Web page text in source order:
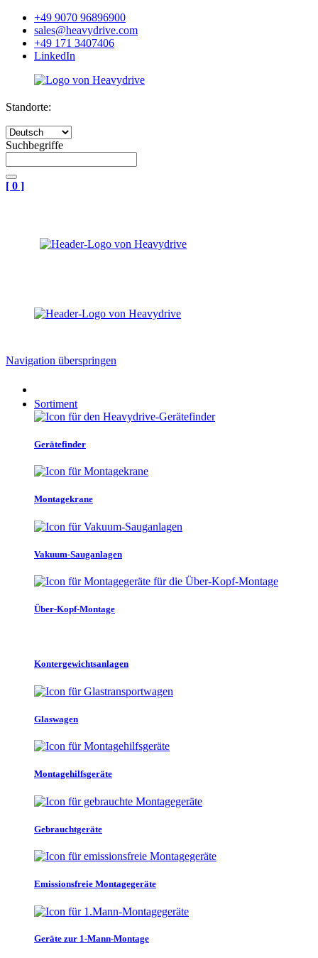
+49 9070 96896900
sales@heavydrive.com
+49 171 3407406
LinkedIn
Standorte:
Suchbegriffe
[ 0 ]
Navigation überspringen
Sortiment
Gerätefinder
Montagekrane
Vakuum-Sauganlagen
Über-Kopf-Montage
Kontergewichtsanlagen
Glaswagen
Montagehilfsgeräte
Gebrauchtgeräte
Emissionsfreie Montagegeräte
Geräte zur 1-Mann-Montage